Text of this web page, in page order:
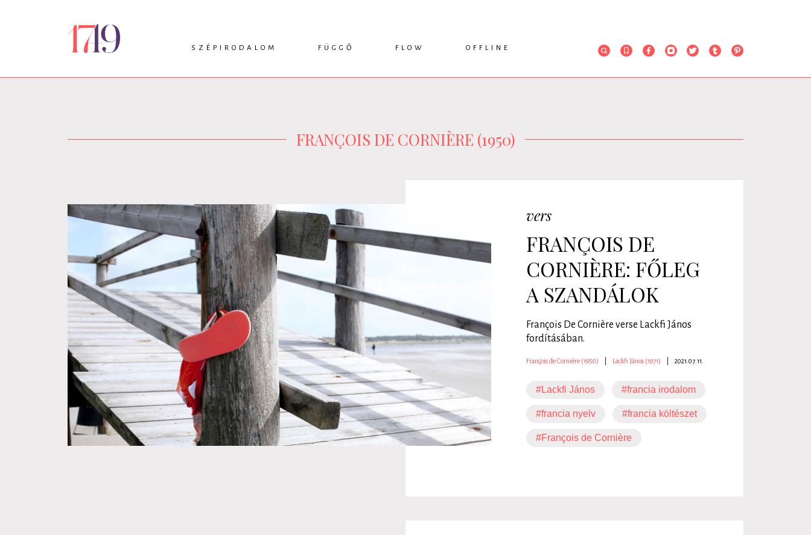
SZÉPIRODALOM
VERS
FÜGGŐ
KRITIKA
FLOW
INTERJÚ
OFFLINE
RENDEZVÉNYEK
FRANÇOIS DE CORNIÈRE (1950)
vers
FRANÇOIS DE
CORNIÈRE: FŐLEG
A SZANDÁLOK
François De Cornière verse Lackfi János
fordításában.
François de Cornière (1950) Lackfi János (1971) 2021.07.11.
#Lackfi János #francia irodalom
#francia nyelv #francia költészet
#François de Cornière